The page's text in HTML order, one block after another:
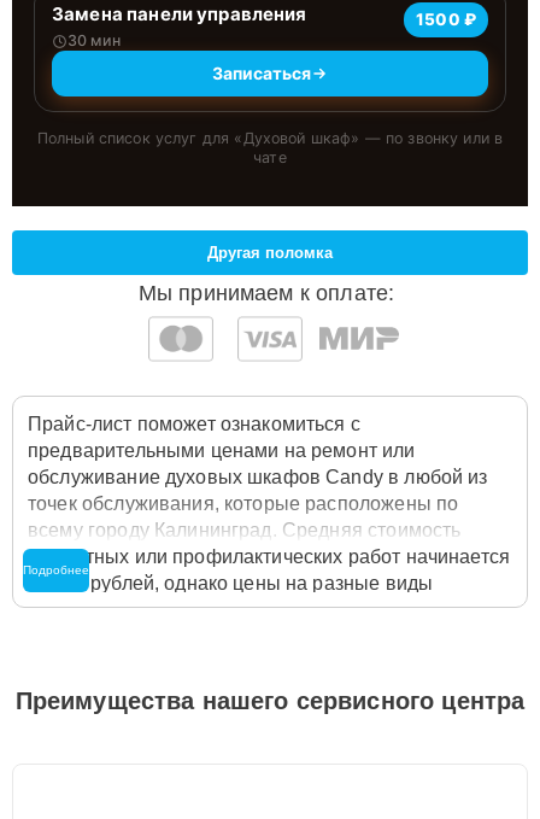
Замена панели управления
30 мин
1500 ₽
Записаться
Полный список услуг для «Духовой шкаф» — по звонку или в
чате
Мы принимаем к оплате:
Другая поломка
Прайс-лист поможет ознакомиться с
предварительными ценами на ремонт или
обслуживание духовых шкафов Candy в любой из
точек обслуживания, которые расположены по
всему городу Калининград. Средняя стоимость
ремонтных или профилактических работ начинается
от 500 рублей, однако цены на разные виды
комплектующих могут различаться. Полную
службы заботы о клиентах. Для расчета итоговой
стоимости ремонта духового шкафа достаточно
Подробнее
Преимущества нашего сервисного центра